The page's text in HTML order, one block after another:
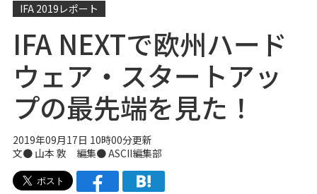
IFA 2019レポート
IFA NEXTで欧州ハード
ウェア・スタートアッ
プの最先端を見た！
2019年09月17日 10時00分更新
文● 山本 敦 編集● ASCII編集部